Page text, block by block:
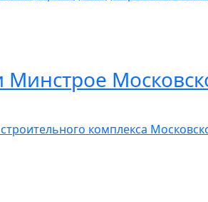
Минстрое
комплекса